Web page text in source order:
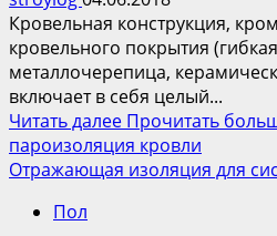
Кровельная конструкция,
кровельного покрытия
металлочерепица,
включает в себя целый...
Читать далее Прочитать
пароизоляция кровли
Отражающая изоляция для
Пол